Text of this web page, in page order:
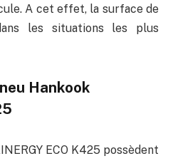
A cet effet, la surface de
les situations les plus
Hankook
ECO K425 possèdent